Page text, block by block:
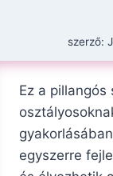
szerző:
Ez a pillangós
egyszerre